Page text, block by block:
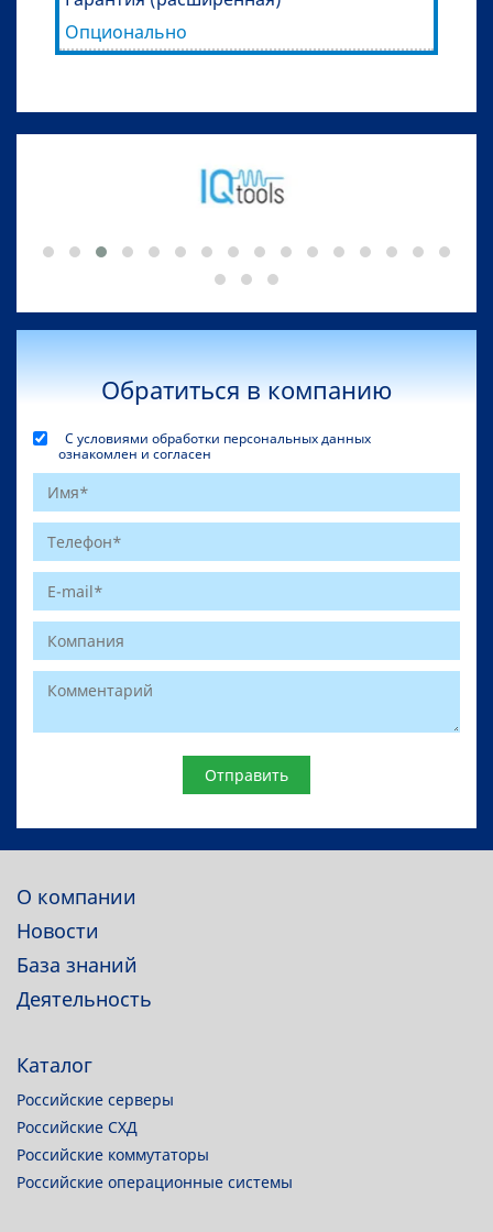
Опционально
Обратиться в компанию
С условиями обработки персональных данных
ознакомлен и согласен
О компании
Новости
База знаний
Деятельность
Каталог
Российские серверы
Российские СХД
Российские коммутаторы
Российские операционные системы